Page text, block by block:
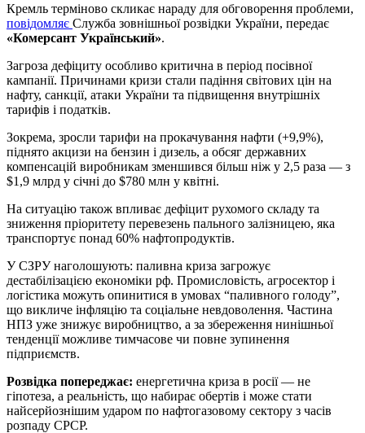
Кремль терміново скликає нараду для обговорення проблеми,
повідомляє Служба зовнішньої розвідки України, передає
«Комерсант Український».
Загроза дефіциту особливо критична в період посівної
кампанії. Причинами кризи стали падіння світових цін на
нафту, санкції, атаки України та підвищення внутрішніх
тарифів і податків.
Зокрема, зросли тарифи на прокачування нафти (+9,9%),
піднято акцизи на бензин і дизель, а обсяг державних
компенсацій виробникам зменшився більш ніж у 2,5 раза — з
$1,9 млрд у січні до $780 млн у квітні.
На ситуацію також впливає дефіцит рухомого складу та
зниження пріоритету перевезень пального залізницею, яка
транспортує понад 60% нафтопродуктів.
У СЗРУ наголошують: паливна криза загрожує
дестабілізацією економіки рф. Промисловість, агросектор і
логістика можуть опинитися в умовах “паливного голоду”,
що викличе інфляцію та соціальне невдоволення. Частина
НПЗ уже знижує виробництво, а за збереження нинішньої
тенденції можливе тимчасове чи повне зупинення
підприємств.
Розвідка попереджає: енергетична криза в росії — не
гіпотеза, а реальність, що набирає обертів і може стати
найсерйознішим ударом по нафтогазовому сектору з часів
розпаду СРСР.